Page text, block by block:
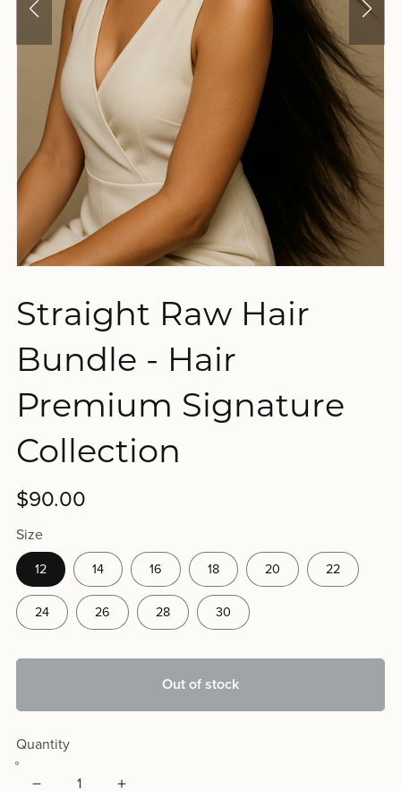
Straight Raw Hair
Bundle - Hair
Premium Signature
Collection
$90.00
Size
12 14 16 18 20 22
24 26 28 30
Out of stock
Quantity